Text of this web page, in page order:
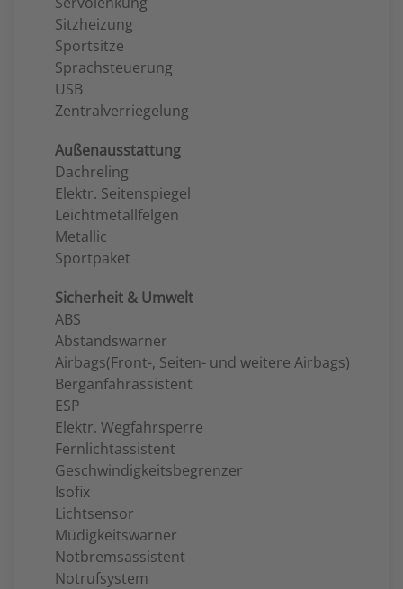
Sitzheizung
Sportsitze
Sprachsteuerung
USB
Zentralverriegelung
Außenausstattung
Dachreling
Elektr. Seitenspiegel
Leichtmetallfelgen
Metallic
Sportpaket
Sicherheit & Umwelt
ABS
Abstandswarner
Airbags(Front-, Seiten- und weitere Airbags)
Berganfahrassistent
ESP
Elektr. Wegfahrsperre
Fernlichtassistent
Geschwindigkeitsbegrenzer
Isofix
Lichtsensor
Müdigkeitswarner
Notbremsassistent
Notrufsystem